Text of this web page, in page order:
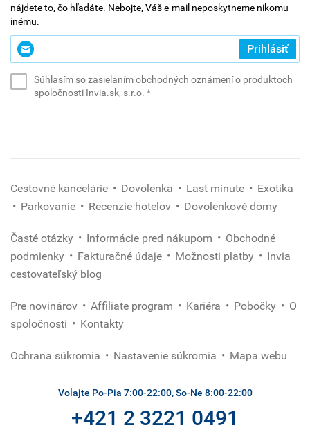
nájdete to, čo hľadáte. Nebojte, Váš e-mail neposkytneme nikomu
inému.
Zadajte
svoj
Prihlásiť
Súhlasím so zasielaním obchodných oznámení o produktoch
spoločnosti Invia.sk, s.r.o. *(povinné)
Cestovné kancelárie Dovolenka Last minute
Exotika
Parkovanie
Recenzie hotelov Dovolenkové domy
Časté otázky Informácie pred nákupom
Obchodné
podmienky
Fakturačné údaje Možnosti platby
Invia
cestovateľský blog
Pre novinárov Affiliate program Kariéra Pobočky
O
spoločnosti
Kontakty
Ochrana súkromia Nastavenie súkromia Mapa webu
Volajte Po-Pia 7:00-22:00, So-Ne 8:00-22:00
+421 2 3221 0491